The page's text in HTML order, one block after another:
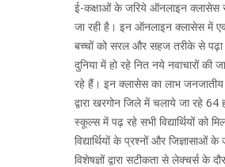
ई-कक्षाओं के जरिये ऑनलाइन क्लासेस
जा रही है। इन ऑनलाइन क्लासेस में
बच्चों को सरल और सहज तरीके से
दुनिया में हो रहे नित नये नवाचारों की
रहे हैं। इन क्लासेस का लाभ जनजातीय
द्वारा खरगोन जिले में चलाये जा रहे 64
स्कूल्स में पढ़ रहे सभी विद्यार्थियों को
विद्यार्थियों के प्रश्नों और जिज्ञासाओं के
विशेषज्ञों द्वारा सटीकता से लेक्चर्स के